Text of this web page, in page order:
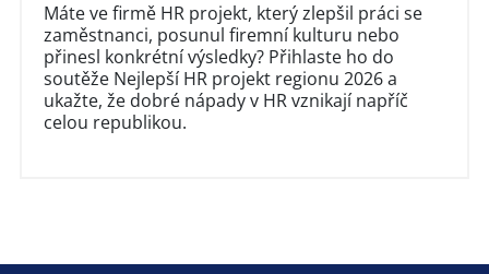
Máte ve firmě HR projekt, který zlepšil práci se
zaměstnanci, posunul firemní kulturu nebo
přinesl konkrétní výsledky? Přihlaste ho do
soutěže Nejlepší HR projekt regionu 2026 a
ukažte, že dobré nápady v HR vznikají napříč
celou republikou.